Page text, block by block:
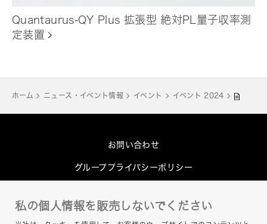
Quantaurus-QY Plus 拡張型 絶対PL量子収率測
定装置
ホーム ニュース・イベント情報 イベント イベント 2024
お問い合わせ
グループプライバシーポリシー
このサイトについて
私の個人情報を販売しないでください